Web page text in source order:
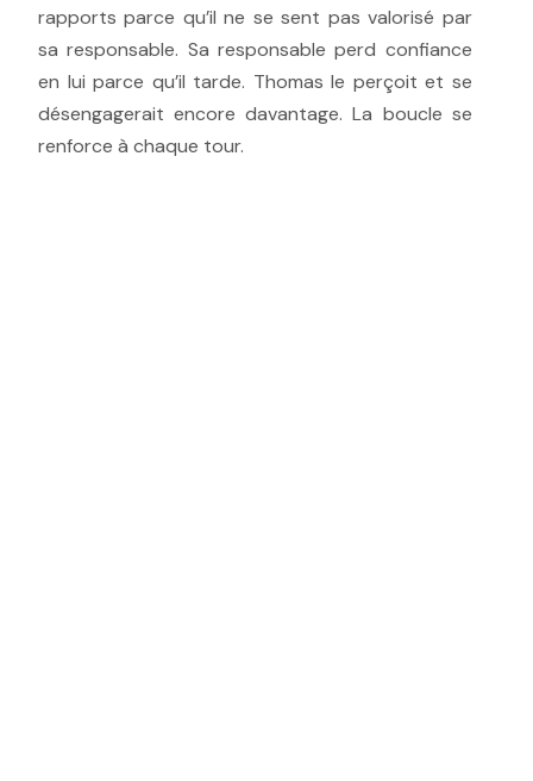
rapports parce qu’il ne se sent pas valorisé par
sa responsable. Sa responsable perd confiance
en lui parce qu’il tarde. Thomas le perçoit et se
désengagerait encore davantage. La boucle se
renforce à chaque tour.